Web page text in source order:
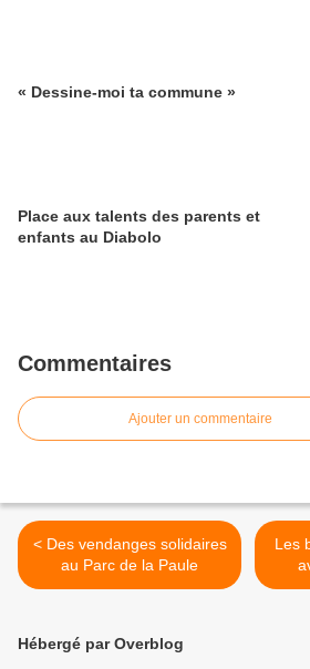
« Dessine-moi ta commune »
Place aux talents des parents et
enfants au Diabolo
Commentaires
Ajouter un commentaire
< Des vendanges solidaires
au Parc de la Paule
Les
Hébergé par Overblog